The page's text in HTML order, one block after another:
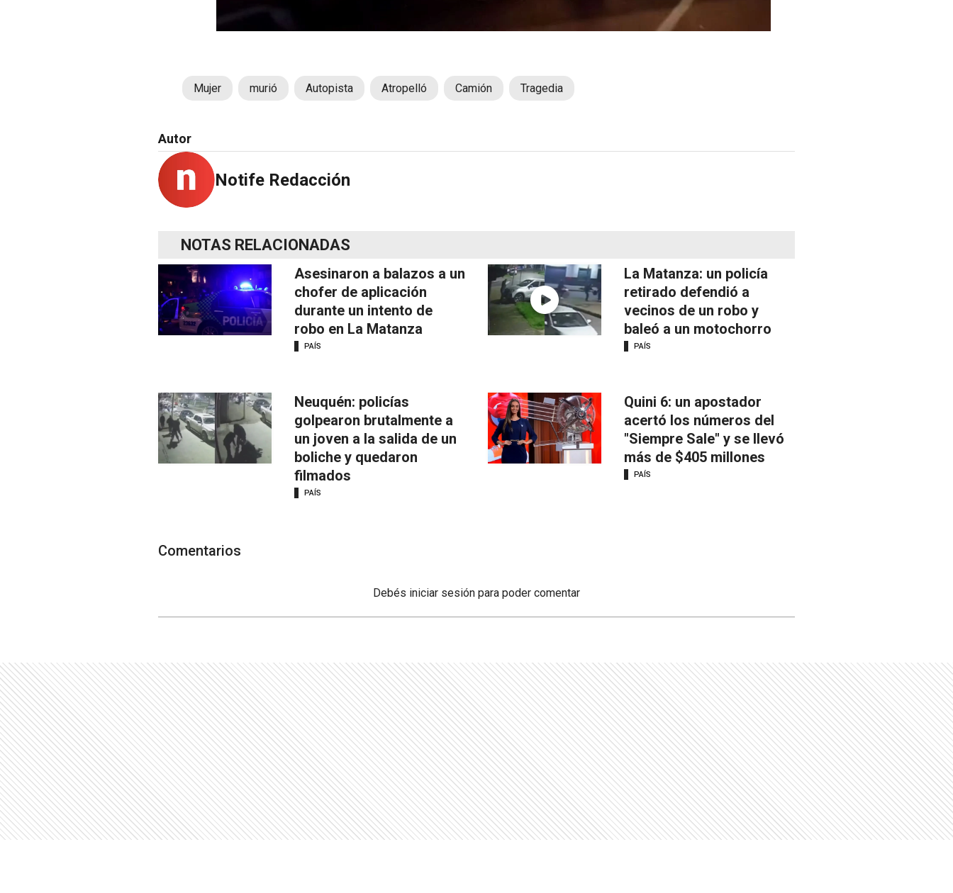
Mujer murió Autopista Atropelló Camión Tragedia
Autor
Notife Redacción
NOTAS RELACIONADAS
Asesinaron a balazos a un
chofer de aplicación
durante un intento de
robo en La Matanza
PAÍS
La Matanza: un policía
retirado defendió a
vecinos de un robo y
baleó a un motochorro
PAÍS
Neuquén: policías
golpearon brutalmente a
un joven a la salida de un
boliche y quedaron
filmados
PAÍS
Quini 6: un apostador
acertó los números del
"Siempre Sale" y se llevó
más de $405 millones
PAÍS
Comentarios
Debés iniciar sesión para poder comentar